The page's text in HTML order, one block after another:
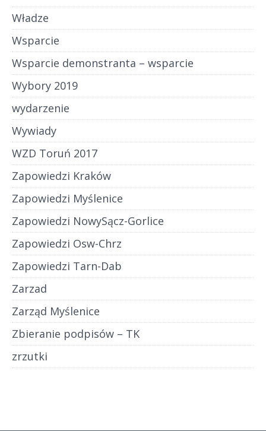
Władze
Wsparcie
Wsparcie demonstranta – wsparcie
Wybory 2019
wydarzenie
Wywiady
WZD Toruń 2017
Zapowiedzi Kraków
Zapowiedzi Myślenice
Zapowiedzi NowySącz-Gorlice
Zapowiedzi Osw-Chrz
Zapowiedzi Tarn-Dab
Zarzad
Zarząd Myślenice
Zbieranie podpisów – TK
zrzutki